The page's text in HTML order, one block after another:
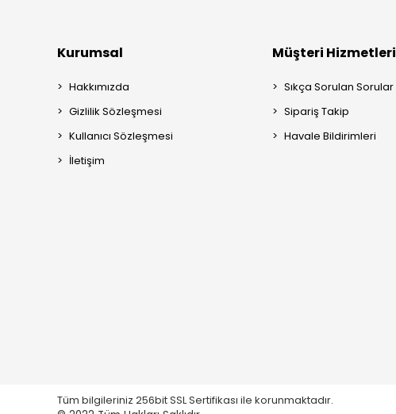
Kurumsal
Hakkımızda
Gizlilik Sözleşmesi
Kullanıcı Sözleşmesi
İletişim
Müşteri Hizmetleri
Sıkça Sorulan Sorular
Sipariş Takip
Havale Bildirimleri
Tüm bilgileriniz 256bit SSL Sertifikası ile korunmaktadır.